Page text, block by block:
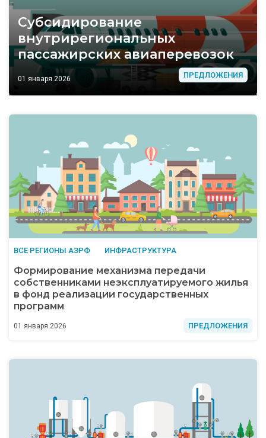
Субсидирование
внутрирегиональных
пассажирских авиаперевозок
01 января 2026 ПРЕДЛОЖЕНИЯ
ВСЕ РЕГИОНЫ АЗРФ ИНФРАСТРУКТУРА
Формирование механизма передачи
собственниками неэксплуатируемого жилья
в фонд реализации государственных
программ
01 января 2026 ПРЕДЛОЖЕНИЯ